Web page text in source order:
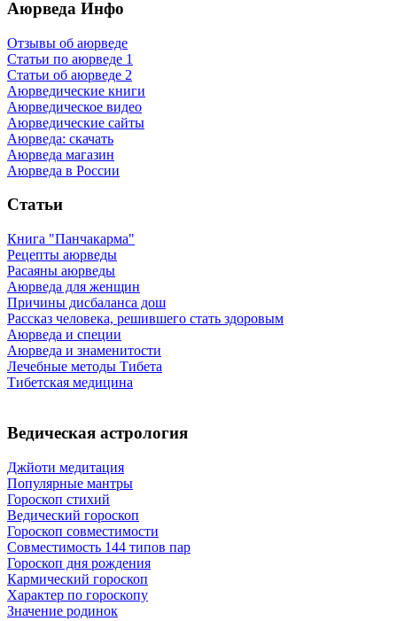
Аюрведа Инфо
Отзывы об аюрведе
Статьи по аюрведе 1
Статьи об аюрведе 2
Аюрведические книги
Аюрведическое видео
Аюрведические сайты
Аюрведа: скачать
Аюрведа магазин
Аюрведа в России
Статьи
Книга "Панчакарма"
Рецепты аюрведы
Расаяны аюрведы
Аюрведа для женщин
Причины дисбаланса дош
Рассказ человека, решившего стать здоровым
Аюрведа и специи
Аюрведа и знаменитости
Лечебные методы Тибета
Тибетская медицина
Ведическая астрология
Джйоти медитация
Популярные мантры
Гороскоп стихий
Ведический гороскоп
Гороскоп совместимости
Совместимость 144 типов пар
Гороскоп дня рождения
Кармический гороскоп
Характер по гороскопу
Значение родинок